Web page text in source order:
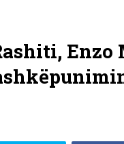
Enzo